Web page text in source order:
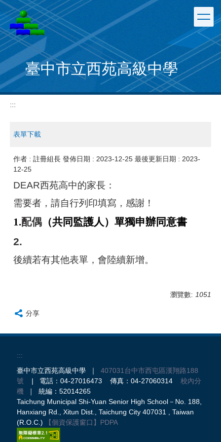
跳
到
主
要
內
容
區
臺中市立西苑高級中學
:::
表單下載
作者 : 註冊組長 發佈日期 : 2023-12-25 最後更新日期 : 2023-
12-25
DEAR西苑高中的家長：
需要者，請自行列印填寫，感謝！
1.配偶 （共同監護人） 單獨申辦同意書
2.
後續若有其他表單，會陸續新增。
瀏覽數: 1051
分享
:::
臺中市立西苑高級中學 ｜ 407031台中市西屯區漢翔路188
號 | 電話：04-27016473 傳真：04-27060314 校內分
機 ｜ 統編：52014265
Taichung Municipal Shi-Yuan Senior High School－No. 188,
Hanxiang Rd., Xitun Dist., Taichung City 407031 , Taiwan
(R.O.C.)
【個資保護窗口】 PDPA